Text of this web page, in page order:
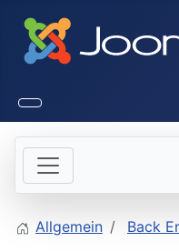
Allgemein Back